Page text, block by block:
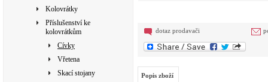
Kolovrátky
Příslušenství ke
kolovrátkům
Cívky
Vřetena
Skací stojany
dotaz prodavači
Popis zboží